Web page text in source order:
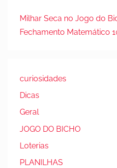
Milhar Seca no Jogo do
Fechamento Matemático
curiosidades
Dicas
Geral
JOGO DO BICHO
Loterias
PLANILHAS